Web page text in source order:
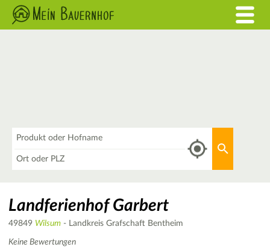
Landferienhof Garbert
49849 Wilsum - Landkreis Grafschaft Bentheim
Keine Bewertungen